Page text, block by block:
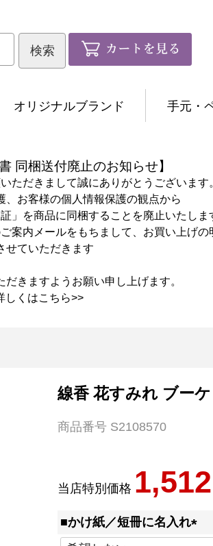
オリジナルブランド 手元・
同梱送付廃止のお知らせ】
ただきまして誠にありがとうございます。
、お客様の個人情報保護の観点から
」を商品に同梱することを廃止いたしま
案内メールをもちまして、お買い上げの
せていただきます
だきますようお願い申し上げます。
しくは こちら>>
線香 花すみれ ブー
商品番号 S2108570
当店特別価格 1,512
■かけ紙／短冊に名入れ